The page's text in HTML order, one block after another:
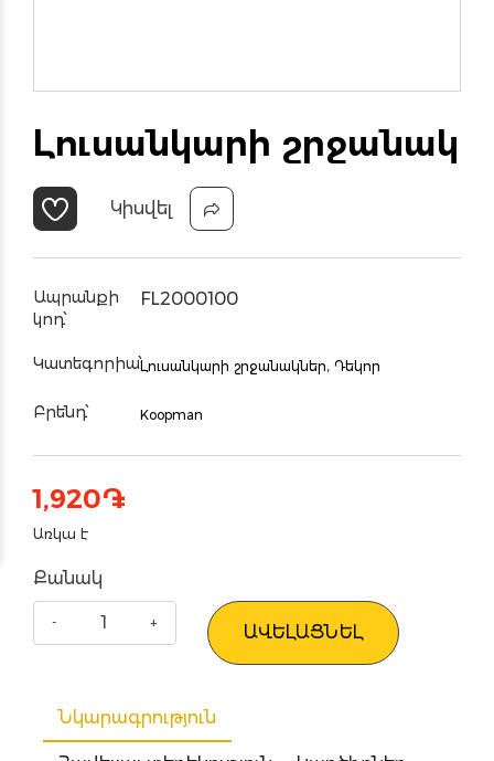
Լուսանկարի շրջանակ
Կիսվել
Ապրանքի
կոդ՝
FL2000100
Կատեգորիա՝Լուսանկարի շրջանակներ, Դեկոր
Բրենդ՝ Koopman
1,920֏
Առկա է
Քանակ
ԱՎԵԼԱՑՆԵԼ
Նկարագրություն